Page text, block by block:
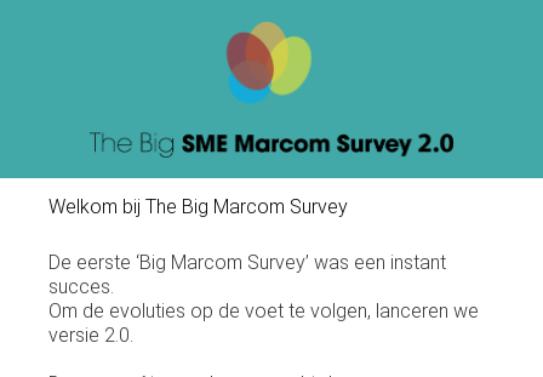
Welkom bij The Big Marcom Survey
De eerste ‘Big Marcom Survey’ was een instant
succes.
Om de evoluties op de voet te volgen, lanceren we
versie 2.0.